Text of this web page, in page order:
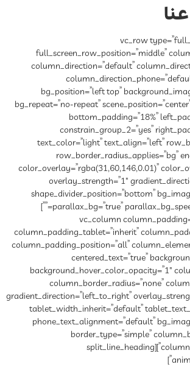
[vc_row
full_screen_row_position=”middle”
column_direction=”default”
bg_position=”left top”
bg_repeat=”no-repeat”
bottom_padding=”18%”
constrain_group_2=”yes”
text_color=”light” text_align=”left”
row_border_radius_applies=”bg”
color_overlay=”rgba(31,60,146,0.01)”
overlay_strength=”1″
shape_divider_position=”bottom”
parallax_bg=”true” parallax_bg_speed=”fast” shape_type=””]
[vc_column
column_padding_tablet=”inherit”
column_padding_position=”all”
centered_text=”true”
background_hover_color_opacity=”1″
column_border_radius=”none”
gradient_direction=”left_to_right”
tablet_width_inherit=”default”
phone_text_alignment=”default”
border_type=”simple”
column_border_style=”solid”][split_line_heading